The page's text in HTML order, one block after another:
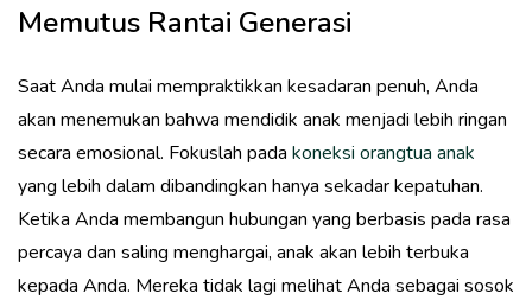
Memutus Rantai Generasi
Saat Anda mulai mempraktikkan kesadaran penuh, Anda
akan menemukan bahwa mendidik anak menjadi lebih ringan
secara emosional. Fokuslah pada koneksi orangtua anak
yang lebih dalam dibandingkan hanya sekadar kepatuhan.
Ketika Anda membangun hubungan yang berbasis pada rasa
percaya dan saling menghargai, anak akan lebih terbuka
kepada Anda. Mereka tidak lagi melihat Anda sebagai sosok